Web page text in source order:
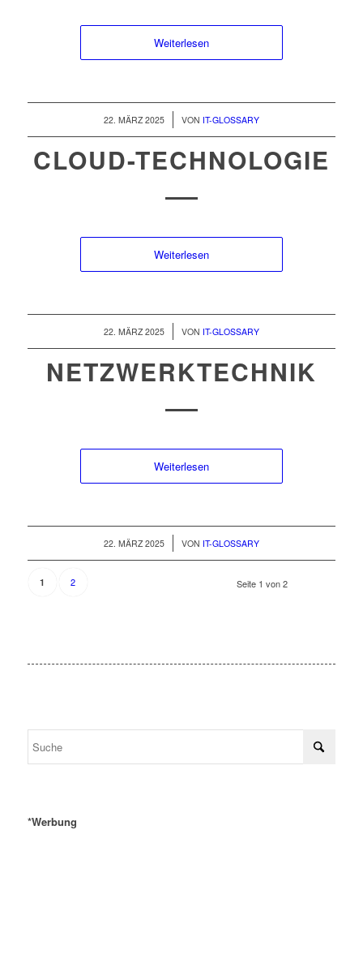
Weiterlesen
22. MÄRZ 2025
/ VON IT-GLOSSARY
CLOUD-TECHNOLOGIE
Weiterlesen
22. MÄRZ 2025
/ VON IT-GLOSSARY
NETZWERKTECHNIK
Weiterlesen
22. MÄRZ 2025
/ VON IT-GLOSSARY
Seite 1 von 2
1 2
*Werbung